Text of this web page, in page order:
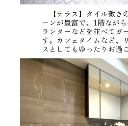
【テラス】タイル敷き
ーンが豊富で、1階なが
ランターなどを並べてガ
す。カフェタイムなど、
スとしてもゆったりお過